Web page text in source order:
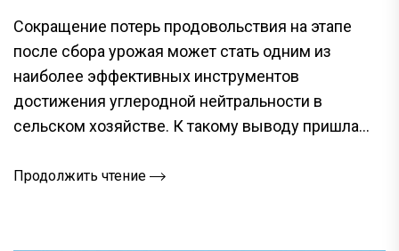
Сокращение потерь продовольствия на этапе
после сбора урожая может стать одним из
наиболее эффективных инструментов
достижения углеродной нейтральности в
сельском хозяйстве. К такому выводу пришла...
Продолжить чтение